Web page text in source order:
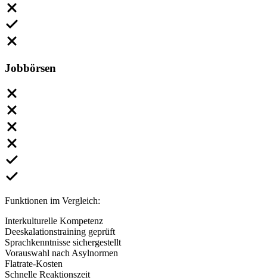
Jobbörsen
Funktionen im Vergleich:
Interkulturelle Kompetenz
Deeskalationstraining geprüft
Sprachkenntnisse sichergestellt
Vorauswahl nach Asylnormen
Flatrate-Kosten
Schnelle Reaktionszeit